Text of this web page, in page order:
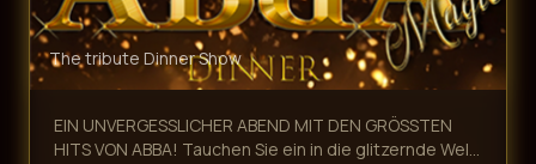
The tribute Dinner Show
EIN UNVERGESSLICHER ABEND MIT DEN GRÖSSTEN
HITS VON ABBA! Tauchen Sie ein in die glitzernde Welt